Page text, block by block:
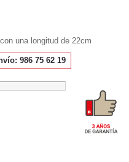
una longitud de 22cm
986 75 62 19